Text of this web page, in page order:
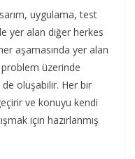
uygulama, test
yer alan diğer herkes
aşamasında yer alan
üzerinde
oluşabilir. Her bir
ve konuyu kendi
için hazırlanmış